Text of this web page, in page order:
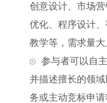
创意设计、市场营
优化、程序设计
教学等，需求量
参与者可以自
并描述擅长的领
务或主动竞标申请